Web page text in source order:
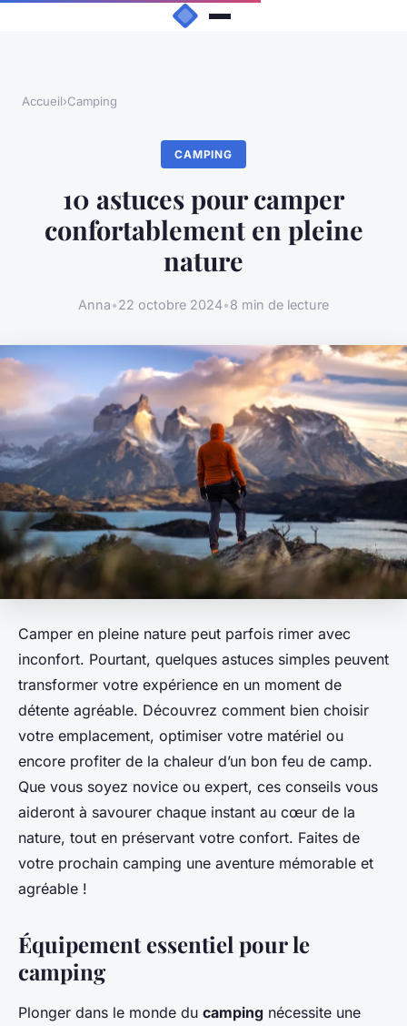
Accueil›Camping
CAMPING
10 astuces pour camper
confortablement en pleine
nature
Anna•22 octobre 2024•8 min de lecture
Camper en pleine nature peut parfois rimer avec
inconfort. Pourtant, quelques astuces simples peuvent
transformer votre expérience en un moment de
détente agréable. Découvrez comment bien choisir
votre emplacement, optimiser votre matériel ou
encore profiter de la chaleur d’un bon feu de camp.
Que vous soyez novice ou expert, ces conseils vous
aideront à savourer chaque instant au cœur de la
nature, tout en préservant votre confort. Faites de
votre prochain camping une aventure mémorable et
agréable !
Équipement essentiel pour le
camping
Plonger dans le monde du camping nécessite une